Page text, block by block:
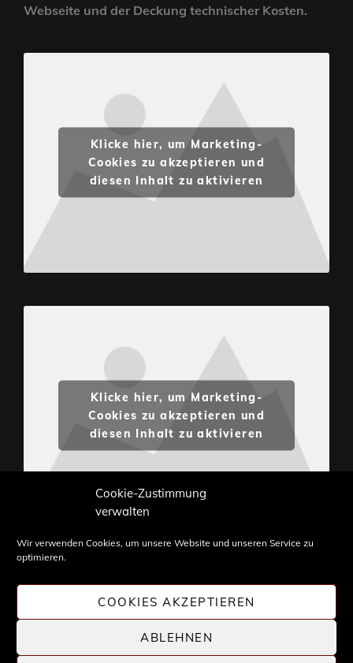
Cookie-Zustimmung
verwalten
Wir verwenden Cookies, um unsere Website und unseren Service zu
optimieren.
COOKIES AKZEPTIEREN
ABLEHNEN
Webseite und der Deckung technischer Kosten.
Klicke hier, um Marketing-
Cookies zu akzeptieren und
diesen Inhalt zu aktivieren
Klicke hier, um Marketing-
Cookies zu akzeptieren und
diesen Inhalt zu aktivieren
Weiterverwendung nur mit Zustimmung von
STONE PROG.